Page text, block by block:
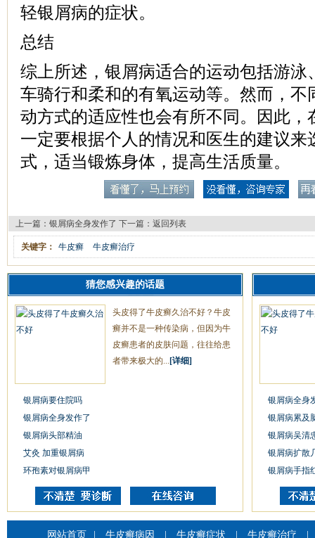
轻银屑病的症状。
总结
综上所述，银屑病适合的运动包括游泳
车骑行和柔和的有氧运动等。然而，不
动方式的适应性也会有所不同。因此，
一定要根据个人的情况和医生的建议来
式，适当锻炼身体，提高生活质量。
上一篇： 银屑病全身发作了 下一篇： 返回列表
关键字： 牛皮癣 牛皮癣治疗
猜您感兴趣的话题
头皮得了牛皮癣久治不好？牛皮
癣并不是一种传染病，但因为牛
皮癣患者的皮肤问题，往往给患
者带来极大的... [详细]
银屑病要住院吗
银屑病全身发作了
银屑病头部精油
艾灸 加重银屑病
环孢素对银屑病甲
银屑病全身
银屑病累及
银屑病吴清
银屑病扩散
银屑病手指
网站首页 牛皮癣病因 牛皮癣症状 牛皮癣治疗